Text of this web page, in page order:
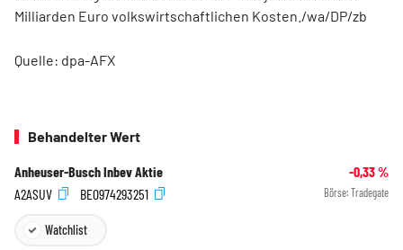
Milliarden Euro volkswirtschaftlichen Kosten./wa/DP/zb
Quelle: dpa-AFX
Behandelter Wert
Anheuser-Busch Inbev Aktie -0,33%
A2ASUV
BE0974293251 Börse: Tradegate
Watchlist